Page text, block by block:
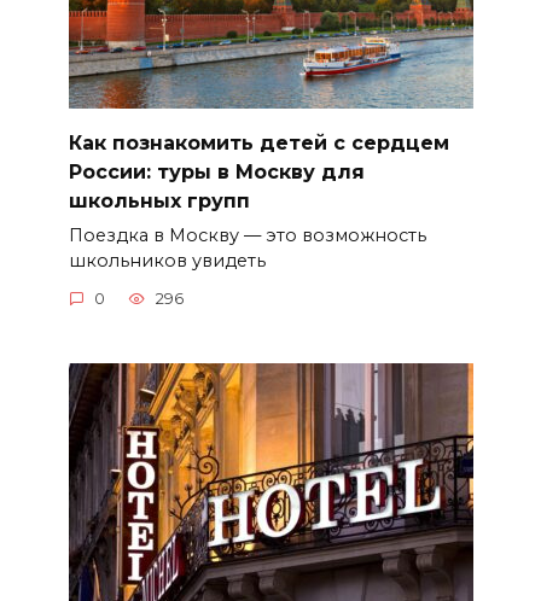
Как познакомить детей с сердцем
России: туры в Москву для
школьных групп
Поездка в Москву — это возможность
школьников увидеть
0 296